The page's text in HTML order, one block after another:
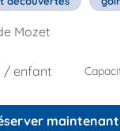
Mozet
/ enfant
maintenant